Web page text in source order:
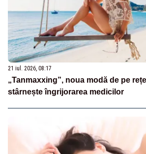
21 iul. 2026, 08:17
„Tanmaxxing”, noua modă de pe
stârnește îngrijorarea medicilor